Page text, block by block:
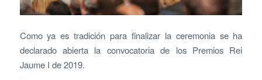
Como ya es tradición para finalizar la ceremonia se ha
declarado abierta la convocatoria de los Premios Rei
Jaume I de 2019.